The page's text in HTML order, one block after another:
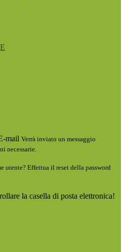
mail Verrà inviato un messaggio
necessarie.
utente? Effettua il reset della password
la casella di posta elettronica!